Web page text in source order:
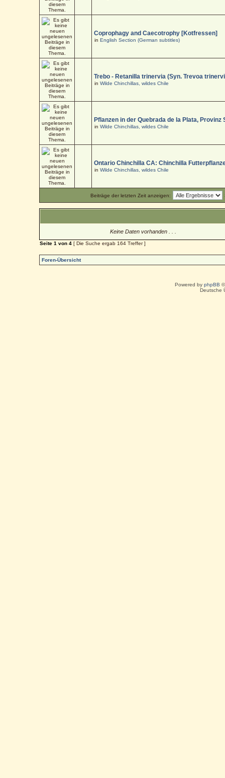
Coprophagy and Caecotrophy [Kotfressen]
inEnglish Section (German subtitles)
Trebo - Retanilla trinervia (Syn. Trevoa
inWilde Chinchillas, wildes Chile
Pflanzen in der Quebrada de la Plata, Provinz
inWilde Chinchillas, wildes Chile
Ontario Chinchilla CA: Chinchilla
inWilde Chinchillas, wildes Chile
Beiträge der letzten Zeit anzeigen:
Keine Daten vorhanden . . .
Seite1 von4 [ Die Suche ergab 164 Treffer ]
Foren-Übersicht
Powered by phpBB
Deutsche